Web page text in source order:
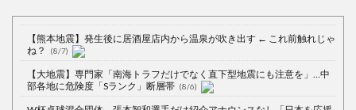
【熊本地震】発生後に居酒屋店内から温泉が吹き出す ← これ前触れじゃ
ね？
(8/7)
【大地震】専門家「南海トラフだけでなく直下型地震にも注意を」…中
部各地に危険度「Sランク」断層帯 (8/6)